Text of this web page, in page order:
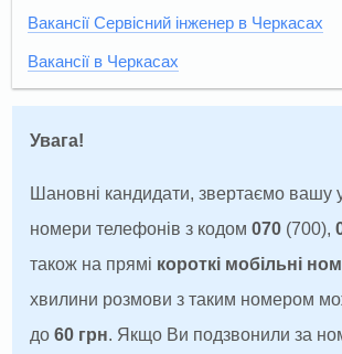
Вакансії Сервісний інженер в Черкасах
Вакансії в Черкасах
Увага!
Шановні кандидати, звертаємо вашу
номери телефонів з кодом070 (700),
також на прямі короткі мобільні
хвилини розмови з таким номером
до60 грн. Якщо Ви подзвонили за